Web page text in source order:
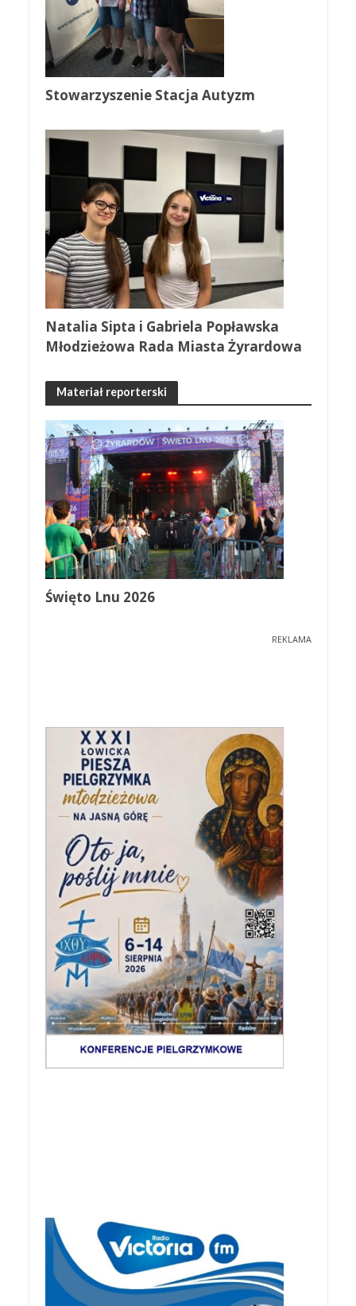
Stowarzyszenie Stacja Autyzm
Natalia Sipta i Gabriela Popławska
Młodzieżowa Rada Miasta Żyrardowa
Materiał reporterski
Święto Lnu 2026
REKLAMA